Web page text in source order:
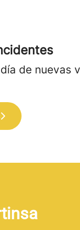
de nuevas